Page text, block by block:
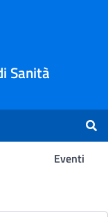
Sanità
Eventi
-